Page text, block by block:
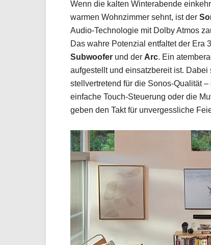
Wenn die kalten Winterabende
warmen Wohnzimmer sehnt, ist der
Audio-Technologie mit Dolby Atmos
Das wahre Potenzial entfaltet der Era
Subwoofer und der Arc. Ein
aufgestellt und einsatzbereit ist.
stellvertretend für die Sonos-Qualität
einfache Touch-Steuerung oder die
geben den Takt für unvergessliche